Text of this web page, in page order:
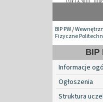
BIP PW/
Fizyczne
BIP
Informacje
Ogłoszenia
Struktura